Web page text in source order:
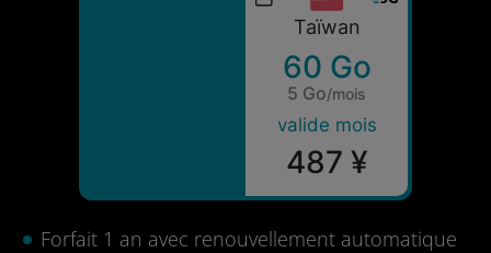
Taïwan
60 Go
5 Go/mois
valide mois
487 ¥
Forfait 1 an avec renouvellement automatique